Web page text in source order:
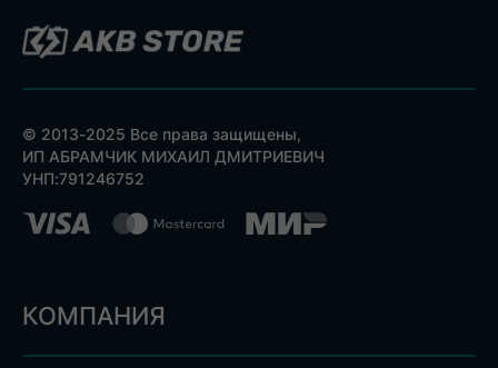
© 2013-2025 Все права защищены,
ИП АБРАМЧИК МИХАИЛ ДМИТРИЕВИЧ
УНП:791246752
КОМПАНИЯ